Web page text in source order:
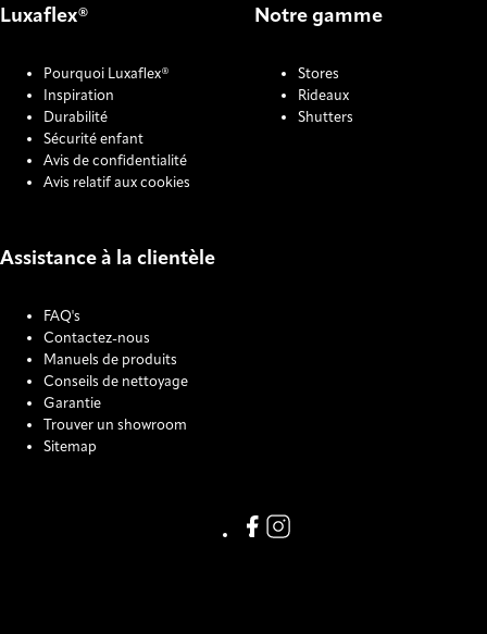
Luxaflex®
Pourquoi Luxaflex®
Inspiration
Durabilité
Sécurité enfant
Avis de confidentialité
Avis relatif aux cookies
Notre gamme
Stores
Rideaux
Shutters
Assistance à la clientèle
FAQ's
Contactez-nous
Manuels de produits
Conseils de nettoyage
Garantie
Trouver un showroom
Sitemap
Link missing Display text from
Link missing Display text